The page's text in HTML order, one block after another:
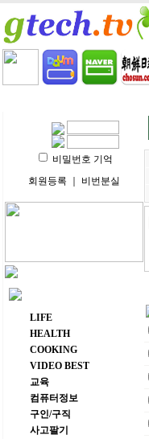
비밀번호 기억
회원등록
비번분실
주요 메뉴
LIFE
HEALTH
COOKING
VIDEO BEST
교육
컴퓨터정보
구인/구직
사고팔기